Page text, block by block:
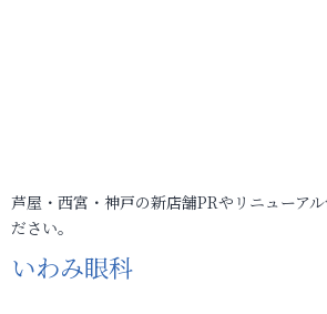
芦屋・西宮・神戸の新店舗PRやリニューア
ださい。
いわみ眼科